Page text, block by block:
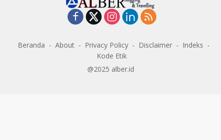
Beranda About Privacy Policy Disclaimer
Indeks
Kode Etik
@2025 alber.id